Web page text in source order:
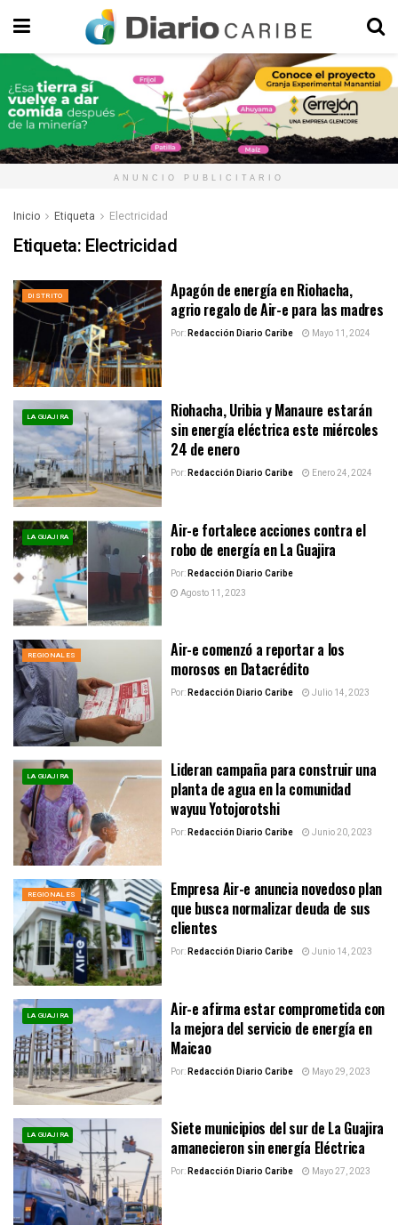
ANUNCIO PUBLICITARIO
Inicio Etiqueta Electricidad
Etiqueta: Electricidad
DISTRITO
Apagón de energía en Riohacha,
agrio regalo de Air-e para las madres
Por:Redacción Diario Caribe Mayo 11, 2024
LA GUAJIRA
Riohacha, Uribia y Manaure estarán
sin energía eléctrica este miércoles
24 de enero
Por:Redacción Diario Caribe Enero 24, 2024
LA GUAJIRA
Air-e fortalece acciones contra el
robo de energía en La Guajira
Por:Redacción Diario Caribe
Agosto 11, 2023
REGIONALES
Air-e comenzó a reportar a los
morosos en Datacrédito
Por:Redacción Diario Caribe Julio 14, 2023
LA GUAJIRA
Lideran campaña para construir una
planta de agua en la comunidad
wayuu Yotojorotshi
Por:Redacción Diario Caribe Junio 20, 2023
REGIONALES
Empresa Air-e anuncia novedoso plan
que busca normalizar deuda de sus
clientes
Por:Redacción Diario Caribe Junio 14, 2023
LA GUAJIRA
Air-e afirma estar comprometida con
la mejora del servicio de energía en
Maicao
Por:Redacción Diario Caribe Mayo 29, 2023
LA GUAJIRA
Siete municipios del sur de La Guajira
amanecieron sin energía Eléctrica
Por:Redacción Diario Caribe Mayo 27, 2023